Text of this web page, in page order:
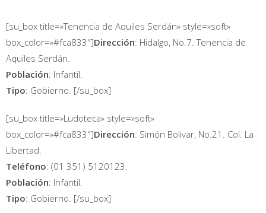
[su_box title=»Tenencia de Aquiles Serdán» style=»soft»
box_color=»#fca833″]Dirección: Hidalgo, No.7. Tenencia de
Aquiles Serdán.
Población: Infantil.
Tipo: Gobierno. [/su_box]
[su_box title=»Ludoteca» style=»soft»
box_color=»#fca833″]Dirección: Simón Bolivar, No.21. Col. La
Libertad.
Teléfono: (01 351) 5120123.
Población: Infantil.
Tipo: Gobierno. [/su_box]